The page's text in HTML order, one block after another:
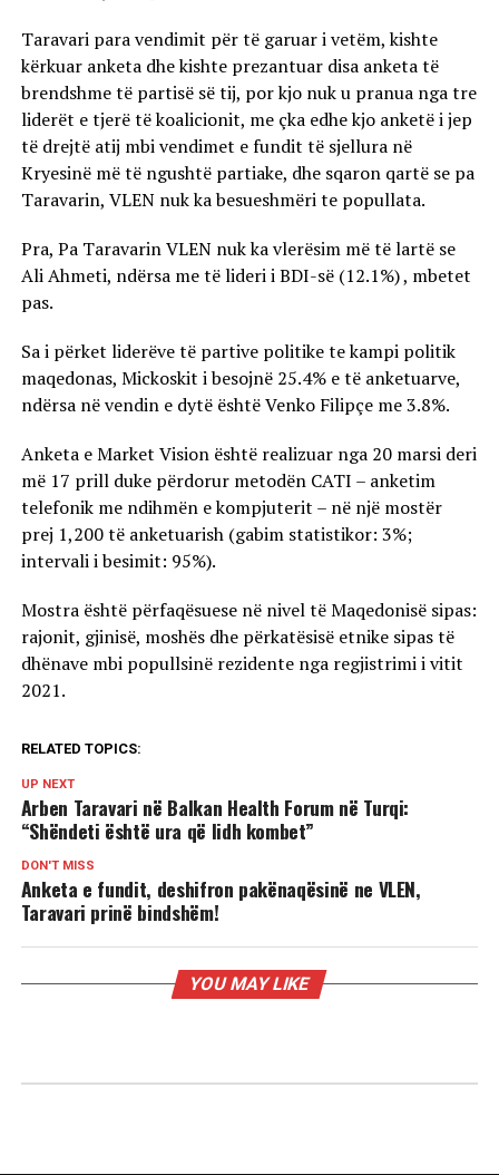
Taravari para vendimit për të garuar i vetëm, kishte
kërkuar anketa dhe kishte prezantuar disa anketa të
brendshme të partisë së tij, por kjo nuk u pranua nga tre
liderët e tjerë të koalicionit, me çka edhe kjo anketë i jep
të drejtë atij mbi vendimet e fundit të sjellura në
Kryesinë më të ngushtë partiake, dhe sqaron qartë se pa
Taravarin, VLEN nuk ka besueshmëri te popullata.
Pra, Pa Taravarin VLEN nuk ka vlerësim më të lartë se
Ali Ahmeti, ndërsa me të lideri i BDI-së (12.1%) , mbetet
pas.
Sa i përket liderëve të partive politike te kampi politik
maqedonas, Mickoskit i besojnë 25.4% e të anketuarve,
ndërsa në vendin e dytë është Venko Filipçe me 3.8%.
Anketa e Market Vision është realizuar nga 20 marsi deri
më 17 prill duke përdorur metodën CATI – anketim
telefonik me ndihmën e kompjuterit – në një mostër
prej 1,200 të anketuarish (gabim statistikor: 3%;
intervali i besimit: 95%).
Mostra është përfaqësuese në nivel të Maqedonisë sipas:
rajonit, gjinisë, moshës dhe përkatësisë etnike sipas të
dhënave mbi popullsinë rezidente nga regjistrimi i vitit
2021.
RELATED TOPICS:
UP NEXT
Arben Taravari në Balkan Health Forum në Turqi:
“Shëndeti është ura që lidh kombet”
DON'T MISS
Anketa e fundit, deshifron pakënaqësinë ne VLEN,
Taravari prinë bindshëm!
YOU MAY LIKE